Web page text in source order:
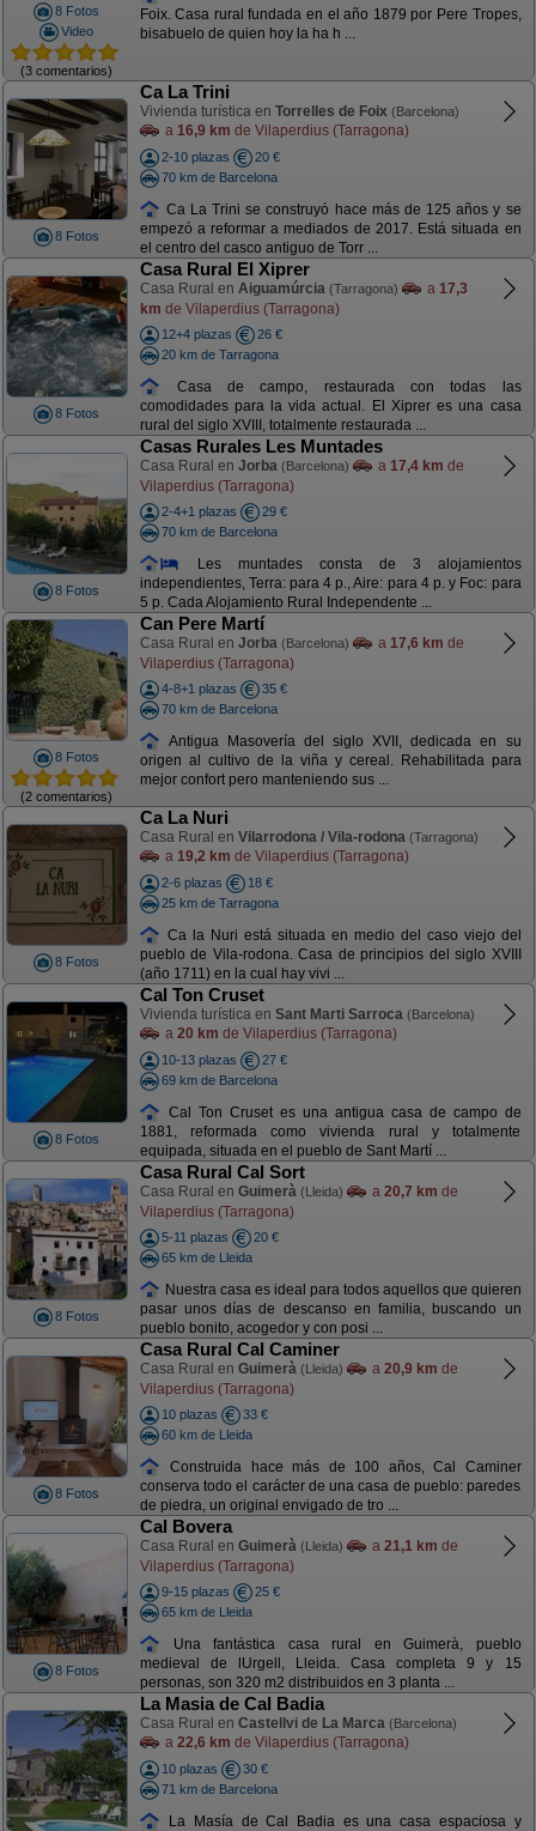
8 Fotos
Video
(3 comentarios)
Foix. Casa rural fundada en el año 1879 por Pere Tropes,
bisabuelo de quien hoy la ha h ...
8 Fotos
Ca La Trini
Vivienda turística en Torrelles de Foix (Barcelona)
a 16,9 km de Vilaperdius (Tarragona)
2-10 plazas
20 €
70 km de Barcelona
Ca La Trini se construyó hace más de 125 años y se
empezó a reformar a mediados de 2017. Está situada en
el centro del casco antiguo de Torr ...
8 Fotos
Casa Rural El Xiprer
Casa Rural en Aiguamúrcia (Tarragona) a 17,3
km de Vilaperdius (Tarragona)
12+4 plazas
26 €
20 km de Tarragona
Casa de campo, restaurada con todas las
comodidades para la vida actual. El Xiprer es una casa
rural del siglo XVIII, totalmente restaurada ...
8 Fotos
Casas Rurales Les Muntades
Casa Rural en Jorba (Barcelona) a 17,4 km de
Vilaperdius (Tarragona)
2-4+1 plazas
29 €
70 km de Barcelona
Les muntades consta de 3 alojamientos
independientes, Terra: para 4 p., Aire: para 4 p. y Foc: para
5 p. Cada Alojamiento Rural Independente ...
8 Fotos
(2 comentarios)
Can Pere Martí
Casa Rural en Jorba (Barcelona) a 17,6 km de
Vilaperdius (Tarragona)
4-8+1 plazas
35 €
70 km de Barcelona
Antigua Masovería del siglo XVII, dedicada en su
origen al cultivo de la viña y cereal. Rehabilitada para
mejor confort pero manteniendo sus ...
8 Fotos
Ca La Nuri
Casa Rural en Vilarrodona / Vila-rodona (Tarragona)
a 19,2 km de Vilaperdius (Tarragona)
2-6 plazas
18 €
25 km de Tarragona
Ca la Nuri está situada en medio del caso viejo del
pueblo de Vila-rodona. Casa de principios del siglo XVIII
(año 1711) en la cual hay vivi ...
8 Fotos
Cal Ton Cruset
Vivienda turística en Sant Marti Sarroca (Barcelona)
a 20 km de Vilaperdius (Tarragona)
10-13 plazas
27 €
69 km de Barcelona
Cal Ton Cruset es una antigua casa de campo de
1881, reformada como vivienda rural y totalmente
equipada, situada en el pueblo de Sant Martí ...
8 Fotos
Casa Rural Cal Sort
Casa Rural en Guimerà (Lleida) a 20,7 km de
Vilaperdius (Tarragona)
5-11 plazas
20 €
65 km de Lleida
Nuestra casa es ideal para todos aquellos que quieren
pasar unos días de descanso en familia, buscando un
pueblo bonito, acogedor y con posi ...
8 Fotos
Casa Rural Cal Caminer
Casa Rural en Guimerà (Lleida) a 20,9 km de
Vilaperdius (Tarragona)
10 plazas
33 €
60 km de Lleida
Construida hace más de 100 años, Cal Caminer
conserva todo el carácter de una casa de pueblo: paredes
de piedra, un original envigado de tro ...
8 Fotos
Cal Bovera
Casa Rural en Guimerà (Lleida) a 21,1 km de
Vilaperdius (Tarragona)
9-15 plazas
25 €
65 km de Lleida
Una fantástica casa rural en Guimerà, pueblo
medieval de lUrgell, Lleida. Casa completa 9 y 15
personas, son 320 m2 distribuidos en 3 planta ...
La Masia de Cal Badia
Casa Rural en Castellvi de La Marca (Barcelona)
a 22,6 km de Vilaperdius (Tarragona)
10 plazas
30 €
71 km de Barcelona
La Masía de Cal Badia es una casa espaciosa y